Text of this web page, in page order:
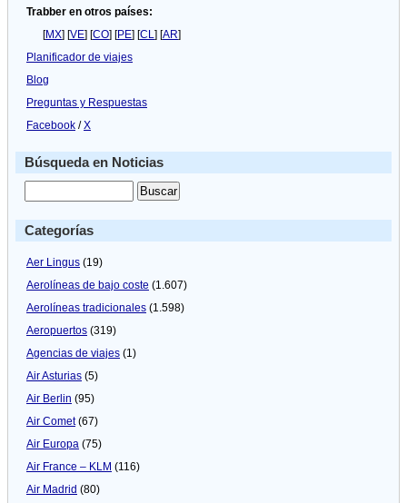
Trabber en otros países:
[MX] [VE] [CO] [PE] [CL] [AR]
Planificador de viajes
Blog
Preguntas y Respuestas
Facebook /X
Búsqueda en Noticias
Categorías
Aer Lingus (19)
Aerolíneas de bajo coste (1.607)
Aerolíneas tradicionales (1.598)
Aeropuertos (319)
Agencias de viajes (1)
Air Asturias (5)
Air Berlin (95)
Air Comet(67)
Air Europa (75)
Air France – KLM (116)
Air Madrid (80)